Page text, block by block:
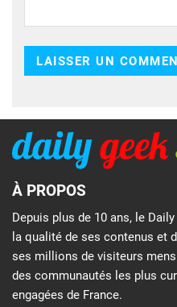
À PROPOS
Depuis plus de 10 ans, le
la qualité de ses contenus et
ses millions de visiteurs
des communautés les plus
engagées de France.